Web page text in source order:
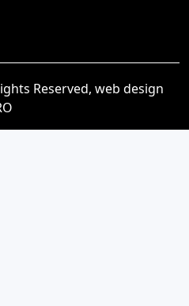
Reserved, web design